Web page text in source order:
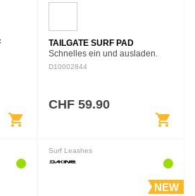
shopping_cart
TAILGATE SURF PAD
Schnelles ein und ausladen.
Das Dakine Tailgate Surfpad
D10002844
CHF 59.90
shopping_cart
Surf Leashes
NEW